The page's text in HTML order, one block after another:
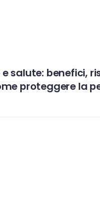
e salute: benefici,
proteggere la